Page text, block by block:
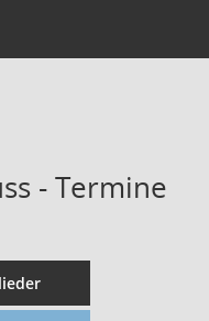
- Termine